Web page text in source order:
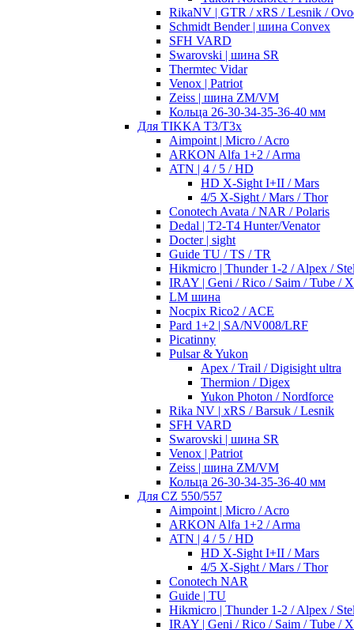
RikaNV | GTR / xRS / Lesnik /
Schmidt Bender | шина Convex
SFH VARD
Swarovski | шина SR
Thermtec Vidar
Venox | Patriot
Zeiss | шина ZM/VM
Кольца 26-30-34-35-36-40 мм
Для TIKKA T3/T3x
Aimpoint | Micro / Acro
ARKON Alfa 1+2 / Arma
ATN | 4 / 5 / HD
HD X-Sight I+II / Mars
4/5 X-Sight / Mars / Thor
Conotech Avata / NAR / Polaris
Dedal | T2-T4 Hunter/Venator
Docter | sight
Guide TU / TS / TR
Hikmicro | Thunder 1-2 / Alpex /
IRAY | Geni / Rico / Saim / Tube /
LM шина
Nocpix Rico2 / ACE
Pard 1+2 | SA/NV008/LRF
Picatinny
Pulsar & Yukon
Apex / Trail / Digisight ultra
Thermion / Digex
Yukon Photon / Nordforce
Rika NV | xRS / Barsuk / Lesnik
SFH VARD
Swarovski | шина SR
Venox | Patriot
Zeiss | шина ZM/VM
Кольца 26-30-34-35-36-40 мм
Для CZ 550/557
Aimpoint | Micro / Acro
ARKON Alfa 1+2 / Arma
ATN | 4 / 5 / HD
HD X-Sight I+II / Mars
4/5 X-Sight / Mars / Thor
Conotech NAR
Guide | TU
Hikmicro | Thunder 1-2 / Alpex /
IRAY | Geni / Rico / Saim / Tube /